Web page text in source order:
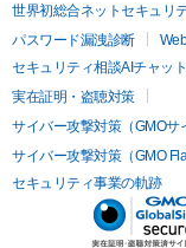
世界初総合ネットセキュリ
パスワード漏洩診断
セキュリティ相談AIチャッ
実在証明・盗聴対策
サイバー攻撃対策（GMOサ
サイバー攻撃対策（GMO
セキュリティ事業の軌跡